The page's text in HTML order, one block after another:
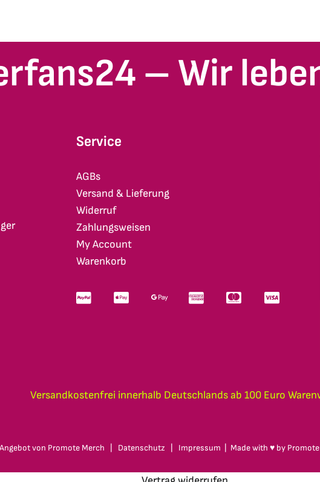
– Wir
Service
AGBs
Versand & Lieferung
Widerruf
Zahlungsweisen
My Account
Warenkorb
Versandkostenfrei innerhalb Deutschlands ab 100 Euro
von Promote Merch Datenschutz Impressum | Made with ♥ by